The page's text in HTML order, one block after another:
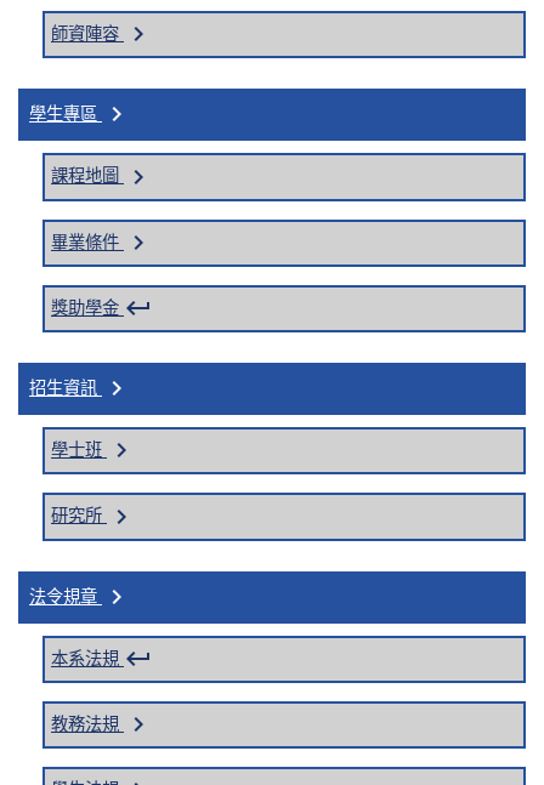
師資陣容 keyboard_arrow_right
學生專區 keyboard_arrow_right
課程地圖 keyboard_arrow_right
畢業條件 keyboard_arrow_right
獎助學金 keyboard_return
招生資訊 keyboard_arrow_right
學士班 keyboard_arrow_right
研究所 keyboard_arrow_right
法令規章 keyboard_arrow_right
本系法規 keyboard_return
教務法規 keyboard_arrow_right